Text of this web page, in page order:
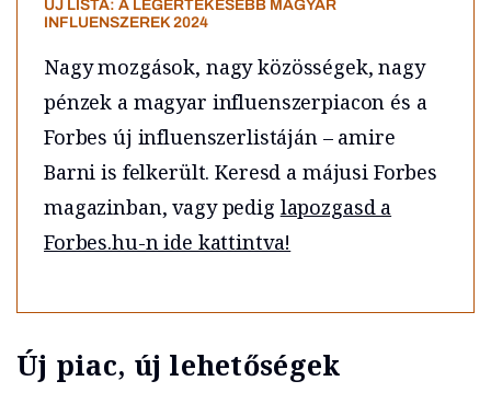
ÚJ LISTA: A LEGÉRTÉKESEBB MAGYAR
INFLUENSZEREK 2024
Nagy mozgások, nagy közösségek, nagy
pénzek a magyar influenszerpiacon és a
Forbes új influenszerlistáján – amire
Barni is felkerült. Keresd a májusi Forbes
magazinban, vagy pedig lapozgasd a
Forbes.hu-n ide kattintva!
Új piac, új lehetőségek